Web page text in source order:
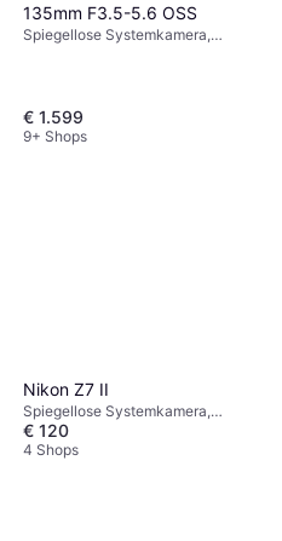
135mm F3.5-5.6 OSS
Spiegellose Systemkamera,
€ 1.599
9+ Shops
Nikon Z7 II
Spiegellose Systemkamera,
CMOS, APS-C, 45.7 MP,
Sequenzaufnahme, 615g
€ 120
4 Shops